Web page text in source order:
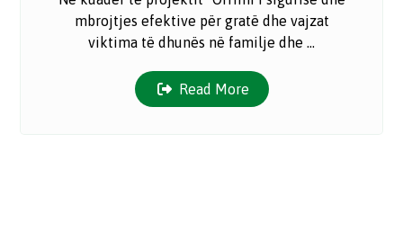
mbrojtjes efektive për gratë dhe vajzat
viktima të dhunës në familje dhe ...
Read More